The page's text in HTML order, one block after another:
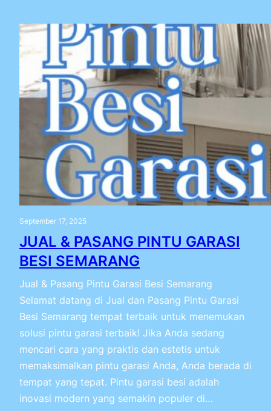
September 17, 2025
JUAL & PASANG PINTU GARASI
BESI SEMARANG
Jual & Pasang Pintu Garasi Besi Semarang
Selamat datang di Jual dan Pasang Pintu Garasi
Besi Semarang tempat terbaik untuk menemukan
solusi pintu garasi terbaik! Jika Anda sedang
mencari cara yang praktis dan estetis untuk
memaksimalkan pintu garasi Anda, Anda berada di
tempat yang tepat. Pintu garasi besi adalah
inovasi modern yang semakin populer di…